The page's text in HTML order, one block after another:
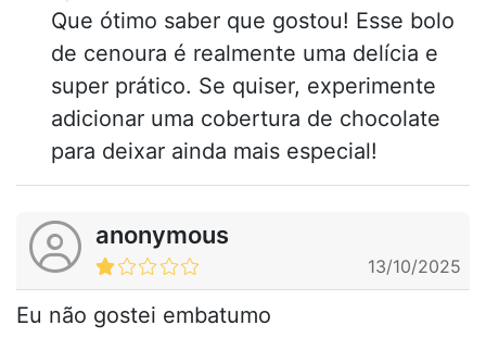
Que ótimo saber que gostou! Esse bolo
de cenoura é realmente uma delícia e
super prático. Se quiser, experimente
adicionar uma cobertura de chocolate
para deixar ainda mais especial!
anonymous
13/10/2025
Eu não gostei embatumo